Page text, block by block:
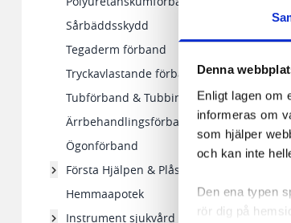
Denna
Enligt lagen om
informeras om
som hjälper
och kan inte
Den ena typen
rör dig på
Sårbäddsskydd
Tegaderm förband
Tryckavlastande förband
Tubförband & Tubbindor
Ärrbehandlingsförband
Ögonförband
Första Hjälpen & Plåster
Hemmaapotek
Instrument sjukvård
-